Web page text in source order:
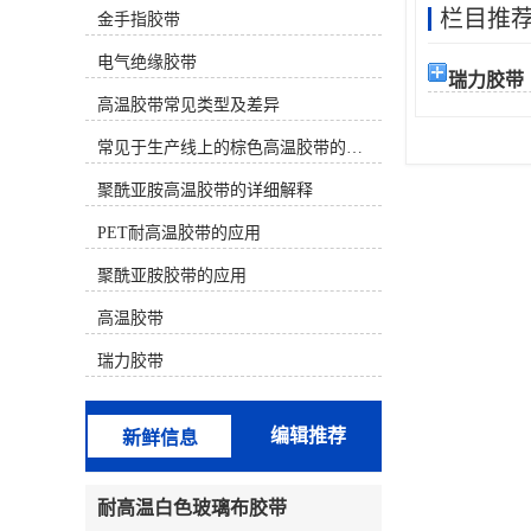
栏目推
瑞力胶带
材质） 决定。下面为您分类介绍几种
一、 较佳选择（高温且基本无残胶）
这类胶带使用有机硅压敏胶或特殊配
方，专门设计用于高温后干净移除。
聚酰亚胺高温胶带（金手指胶带）材
质：茶色/琥珀色薄膜。耐温性：长期
耐温 260°C，短期可至300°C以上。特
点：较常用、较可靠的选择之一。背
面常带有离型纸。其有机硅胶水配方
通常不留残胶。广泛用于SMT回流
焊、波峰焊、电路板保护、线圈缠
绕。注意：劣质产品胶水配方不佳，
仍可能留胶。特氟龙高温胶带（铁氟
龙胶带）材质：白色/黑色，表面极其
光滑。耐温性：较高可达 260°C -
300°C。特点：防粘性极好，本身就
是不粘材料，因此几乎绝对不留残
胶。常用于热塑封口机、熨斗底板、
烘焙模具、化工防粘。缺点是强度较
低，价格较贵。二、 性价比选择（中
金手指胶带
电气绝缘胶带
高温胶带常见类型及差异
常见于生产线上的棕色高温胶带的特性及应用
聚酰亚胺高温胶带的详细解释
PET耐高温胶带的应用
聚酰亚胺胶带的应用
高温胶带
瑞力胶带
新鲜信息 编辑推荐
耐高温白色玻璃布胶带